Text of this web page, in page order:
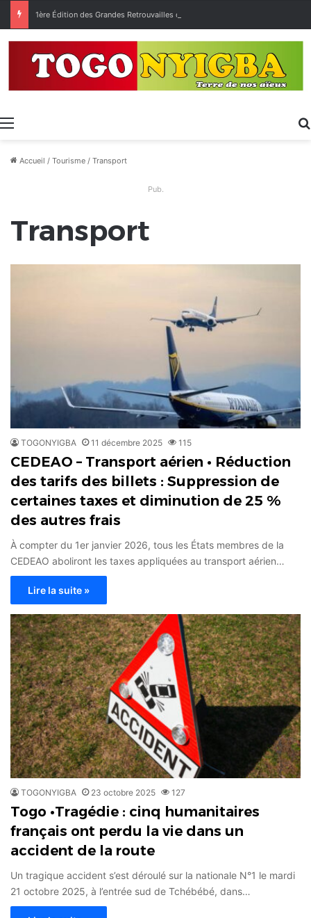
Menu
Accueil / Tourisme / Transport
Pub.
Transport
TOGONYIGBA 11 décembre 2025 115
CEDEAO – Transport aérien • Réduction
des tarifs des billets : Suppression de
certaines taxes et diminution de 25 %
des autres frais
À compter du 1er janvier 2026, tous les États membres de la
CEDEAO aboliront les taxes appliquées au transport aérien…
Lire la suite »
TOGONYIGBA 23 octobre 2025 127
Togo •Tragédie : cinq humanitaires
français ont perdu la vie dans un
accident de la route
Un tragique accident s’est déroulé sur la nationale N°1 le mardi
21 octobre 2025, à l’entrée sud de Tchébébé, dans…